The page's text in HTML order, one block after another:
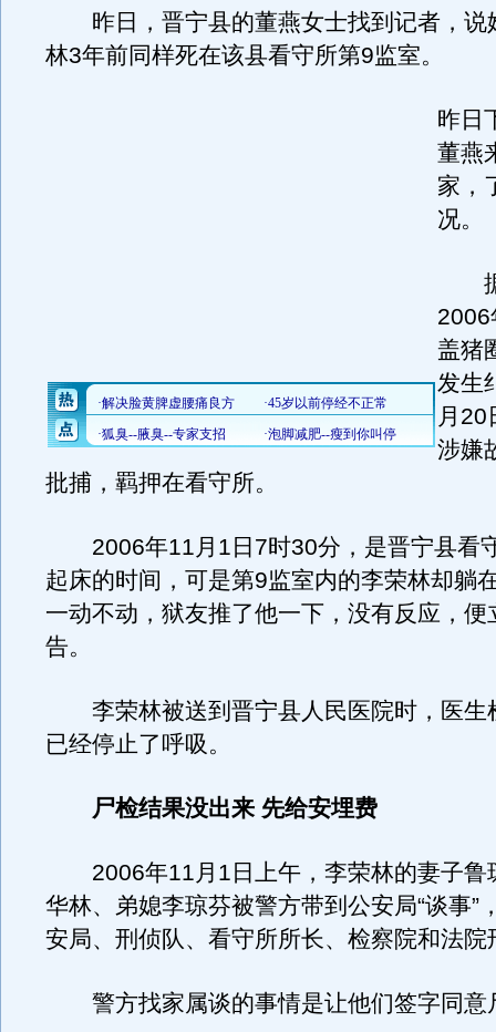
昨日，晋宁县的董燕女士找到记者，说
林3年前同样死在该县看守所第9监室。
昨日
董燕
家，
况。
据
2006
盖猪
发生
月20
涉嫌
批捕，羁押在看守所。
2006年11月1日7时30分，是晋宁县看
起床的时间，可是第9监室内的李荣林却躺
一动不动，狱友推了他一下，没有反应，便
告。
李荣林被送到晋宁县人民医院时，医生
已经停止了呼吸。
尸检结果没出来 先给安埋费
2006年11月1日上午，李荣林的妻子鲁
华林、弟媳李琼芬被警方带到公安局“谈事”
安局、刑侦队、看守所所长、检察院和法院
警方找家属谈的事情是让他们签字同意